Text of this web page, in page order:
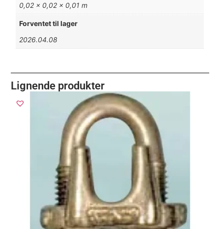
0,02 × 0,02 × 0,01 m
Forventet til lager
2026.04.08
Lignende produkter